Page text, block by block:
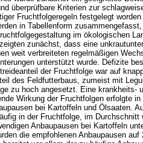
überprüfbare Kriterien zur
Fruchtfolgeregeln festgelegt
in Tabellenform
im ökologischen
zunächst, dass eine
weit verbreiteten regelmäßigen
unterstützt wurde. Defizite
der Fruchtfolge war auf
des Feldfutterbaus, zumeist mit
zu hoch angesetzt. Eine krankheits-
Wirkung der Fruchtfolgen erfolgte
bei Kartoffeln und Ölsaaten.
in der Fruchtfolge, im Durchschnitt
Anbaupausen bei Kartoffeln
die empfohlenen Anbaupausen